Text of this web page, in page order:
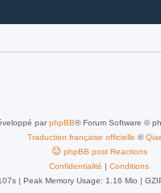
parphpBB® Forum Software ©
Traduction française officielle ©
phpBB post Reactions
Confidentialité | Conditions
| Peak Memory Usage: 1.16 Mio |